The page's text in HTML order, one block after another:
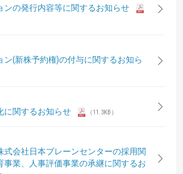
ンの発行内容等に関するお知らせ
ン(新株予約権)の付与に関するお知ら
に関するお知らせ （11.3KB）
式会社日本ブレーンセンターの採用関
事業、人事評価事業の承継に関するお